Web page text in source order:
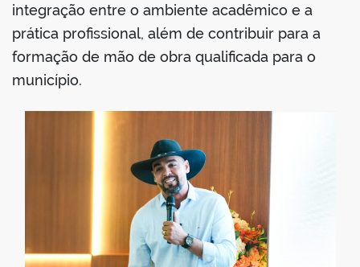
integração entre o ambiente acadêmico e a
prática profissional, além de contribuir para a
formação de mão de obra qualificada para o
município.